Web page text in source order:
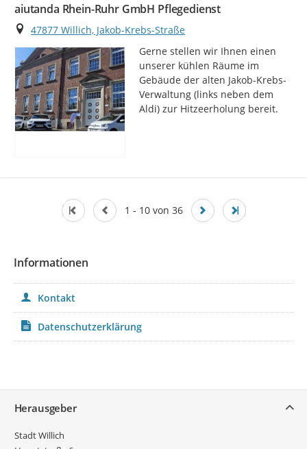
aiutanda Rhein-Ruhr GmbH Pflegedienst
Ort
47877 Willich, Jakob-Krebs-Straße
Gerne stellen wir Ihnen einen
unserer kühlen Räume im
Gebäude der alten Jakob-Krebs-
Verwaltung (links neben dem
Aldi) zur Hitzeerholung bereit.
1 - 10 von 36
Informationen
Kontakt
Datenschutzerklärung
Herausgeber
Stadt Willich